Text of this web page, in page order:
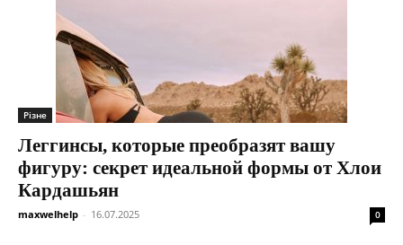
Різне
Леггинсы, которые преобразят вашу
фигуру: секрет идеальной формы от Хлои
Кардашьян
maxwelhelp - 16.07.2025 0